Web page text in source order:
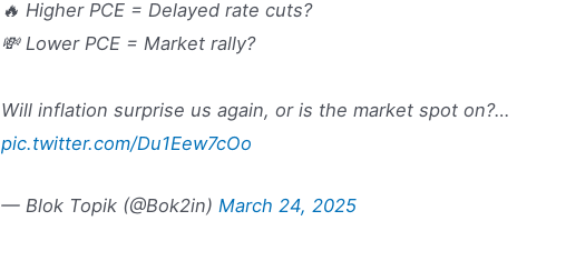
🔥 Higher PCE = Delayed rate cuts?
💸 Lower PCE = Market rally?
Will inflation surprise us again, or is the market spot on?…
pic.twitter.com/Du1Eew7cOo
— Blok Topik (@Bok2in) March 24, 2025